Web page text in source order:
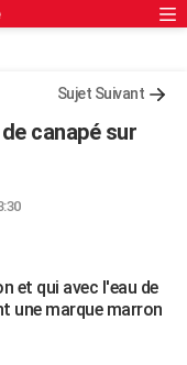
Sujet Suivant
canapé sur
et qui avec l'eau de
une marque marron